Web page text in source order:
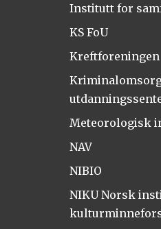
Institutt for
KS FoU
Kreftforeningen
Meteorologisk
NAV
NIBIO
NIKU Norsk